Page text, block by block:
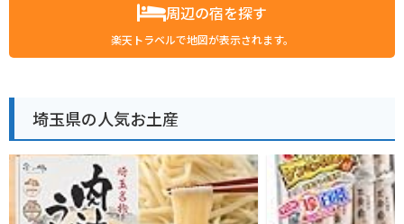
周辺の宿を探す
楽天トラベルで地図が表示されます。
埼玉県の人気お土産